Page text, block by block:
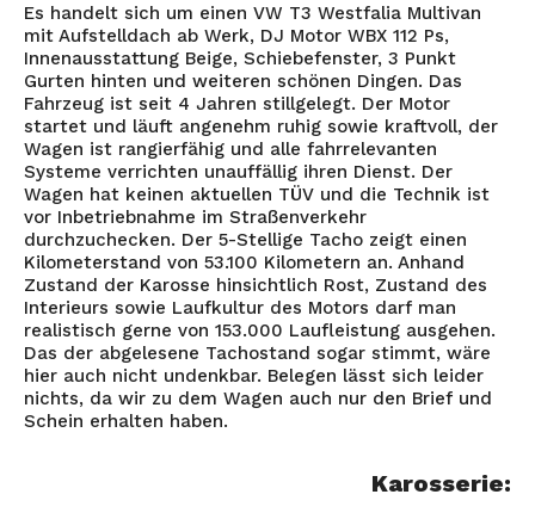
Es handelt sich um einen VW T3 Westfalia Multivan
mit Aufstelldach ab Werk, DJ Motor WBX 112 Ps,
Innenausstattung Beige, Schiebefenster, 3 Punkt
Gurten hinten und weiteren schönen Dingen. Das
Fahrzeug ist seit 4 Jahren stillgelegt. Der Motor
startet und läuft angenehm ruhig sowie kraftvoll, der
Wagen ist rangierfähig und alle fahrrelevanten
Systeme verrichten unauffällig ihren Dienst. Der
Wagen hat keinen aktuellen TÜV und die Technik ist
vor Inbetriebnahme im Straßenverkehr
durchzuchecken. Der 5-Stellige Tacho zeigt einen
Kilometerstand von 53.100 Kilometern an. Anhand
Zustand der Karosse hinsichtlich Rost, Zustand des
Interieurs sowie Laufkultur des Motors darf man
realistisch gerne von 153.000 Laufleistung ausgehen.
Das der abgelesene Tachostand sogar stimmt, wäre
hier auch nicht undenkbar. Belegen lässt sich leider
nichts, da wir zu dem Wagen auch nur den Brief und
Schein erhalten haben.
Karosserie: